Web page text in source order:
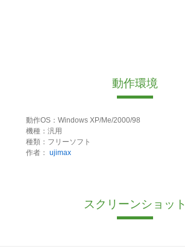
動作環境
動作OS：Windows XP/Me/2000/98
機種：汎用
種類：フリーソフト
作者： ujimax
スクリーンショット